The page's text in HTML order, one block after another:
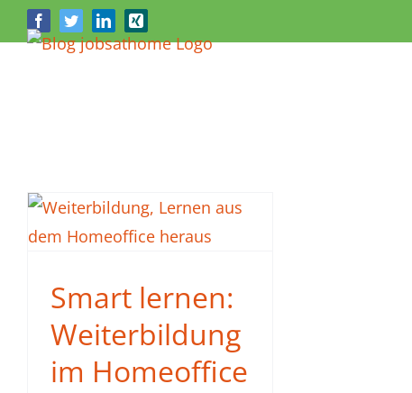
Zum
Inhalt
FacebookTwitterLinkedInXing
Smart lernen:
Weiterbildung
im Homeoffice